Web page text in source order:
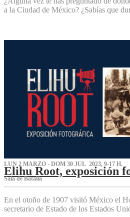
a la Ciudad de México? ¿Sabías que
LUN 2 MARZO - DOM 30 JUL 2023, 9-17 H.
Elihu Root, exposición
Sala de Batalla
En el otoño de 1907 visitó México el
secretario de Estado de los Estados